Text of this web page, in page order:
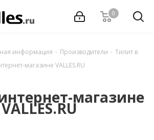
0
информация - Производители - Тилит в
магазине VALLES.RU
магазине
VALLES.RU